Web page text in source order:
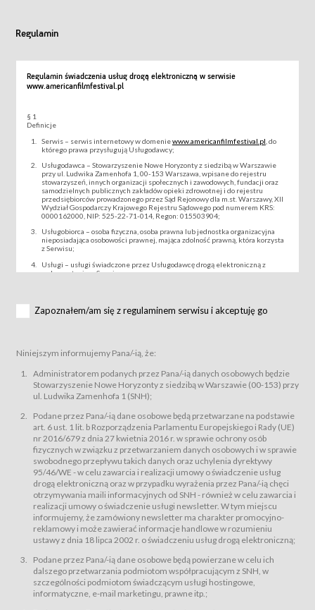
Regulamin
Regulamin świadczenia usług drogą elektroniczną w serwisie
www.americanfilmfestival.pl
§ 1
Definicje
Serwis – serwis internetowy w domeniewww.americanfilmfestival.pl , do
którego prawa przysługują Usługodawcy;
Usługodawca – Stowarzyszenie Nowe Horyzonty z siedzibą w Warszawie
przy ul. Ludwika Zamenhofa 1, 00-153 Warszawa, wpisane do rejestru
stowarzyszeń, innych organizacji społecznych i zawodowych, fundacji oraz
samodzielnych publicznych zakładów opieki zdrowotnej i do rejestru
przedsiębiorców prowadzonego przez Sąd Rejonowy dla m.st. Warszawy, XII
Wydział Gospodarczy Krajowego Rejestru Sądowego pod numerem KRS:
0000162000, NIP: 525-22-71-014, Regon: 015503904;
Usługobiorca – osoba fizyczna, osoba prawna lub jednostka organizacyjna
nieposiadająca osobowości prawnej, mająca zdolność prawną, która korzysta
z Serwisu;
Usługi – usługi świadczone przez Usługodawcę drogą elektroniczną z
wykorzystaniem Serwisu;
za pośrednictwem Serwisu;
podmiotom z branży mediów i filmowej (Akredytacje);
Bilety – wybrane dokumenty potwierdzające zawarcie umowy z
Usługodawcą i uprawniające do wzięcia udziału w Wydarzeniu,
przewidziane przez Usługodawcę dla danego Wydarzenia, tj. uprawniające
do uczestnictwa w wielu albo w pojedynczych seansach filmowych,
Sklep – sklep internetowy prowadzony przez Usługodawcę w Serwisie;
Regulamin – niniejszy regulamin.
§ 2
Postanowienia ogólne
Regulamin określa zasady:
świadczenia Usługobiorcom Usług przez Usługodawcę, z
zastrzeżeniem usług, o których mowa w ust. 2 pkt. 4 i 5 poniżej, których
zasady świadczenia precyzują odrębne regulaminy,
przetwarzania przez Usługodawcę danych osobowych Usługobiorców
będących osobami fizycznymi.
świadczy Usługi drogą elektroniczną w rozumieniu ustawy z dnia 18 lipca
2002 r. o świadczeniu usług drogą elektroniczną (Dz.U. z 2002 r., Nr 144, poz.
1204, z późń. zm.). Usługi świadczone są nieodpłatnie.
usługę przeglądania i odczytywania przez Usługobiorców materiałów
zamieszczanych w Serwisie,
Zapoznałem/am się z regulaminem serwisu i akceptuję go
Niniejszym informujemy Pana/-ią, że:
Administratorem podanych przez Pana/-ią danych osobowych będzie
Stowarzyszenie Nowe Horyzonty z siedzibą w Warszawie (00-153) przy
ul. Ludwika Zamenhofa 1 (SNH);
Podane przez Pana/-ią dane osobowe będą przetwarzane na podstawie
art. 6 ust. 1 lit. b Rozporządzenia Parlamentu Europejskiego i Rady (UE)
nr 2016/679 z dnia 27 kwietnia 2016 r. w sprawie ochrony osób
fizycznych w związku z przetwarzaniem danych osobowych i w sprawie
swobodnego przepływu takich danych oraz uchylenia dyrektywy
95/46/WE - w celu zawarcia i realizacji umowy o świadczenie usług
drogą elektroniczną oraz w przypadku wyrażenia przez Pana/-ią chęci
otrzymywania maili informacyjnych od SNH - również w celu zawarcia i
realizacji umowy o świadczenie usługi newsletter. W tym miejscu
informujemy, że zamówiony newsletter ma charakter promocyjno-
reklamowy i może zawierać informacje handlowe w rozumieniu
ustawy z dnia 18 lipca 2002 r. o świadczeniu usług drogą elektroniczną;
Podane przez Pana/-ią dane osobowe będą powierzane w celu ich
dalszego przetwarzania podmiotom współpracującym z SNH, w
szczególności podmiotom świadczącym usługi hostingowe,
informatyczne, e-mail marketingu, prawne itp.;